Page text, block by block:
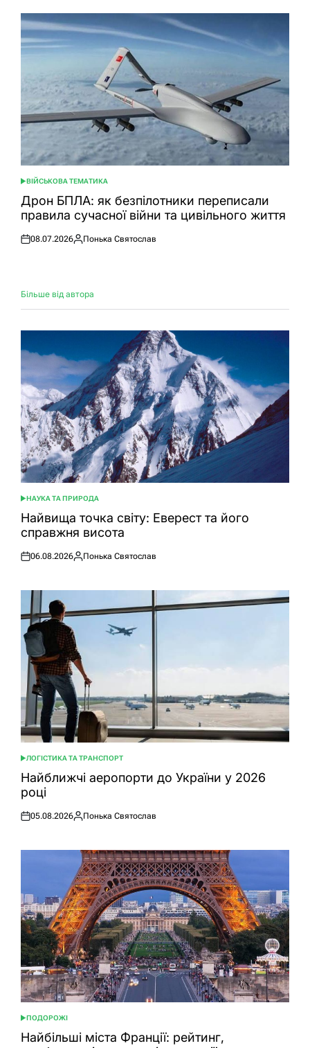
ОПУБЛІКУВАТИ
У
ВІЙСЬКОВА ТЕМАТИКА
Дрон БПЛА: як безпілотники переписали
правила сучасної війни та цивільного життя
Оприлюднено
08.07.2026
Опубліковано
Понька Святослав
Більше від автора
ОПУБЛІКУВАТИ
У
НАУКА ТА ПРИРОДА
Найвища точка світу: Еверест та його
справжня висота
Оприлюднено
06.08.2026
Опубліковано
Понька Святослав
ОПУБЛІКУВАТИ
У
ЛОГІСТИКА ТА ТРАНСПОРТ
Найближчі аеропорти до України у 2026
році
Оприлюднено
05.08.2026
Опубліковано
Понька Святослав
ОПУБЛІКУВАТИ
У
ПОДОРОЖІ
Найбільші міста Франції: рейтинг,